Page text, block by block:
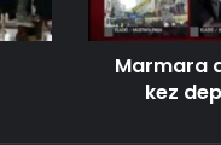
Marmara
kez